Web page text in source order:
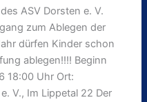
ASV Dorsten e. V.
zum Ablegen der
dürfen Kinder schon
ablegen!!!! Beginn
18:00 Uhr Ort:
V., Im Lippetal 22 Der